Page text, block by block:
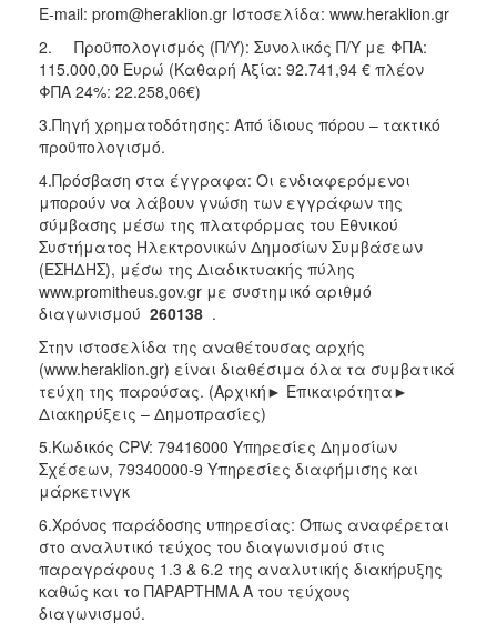
E-mail: prom@heraklion.gr Ιστοσελίδα: www.heraklion.gr
2. Προϋπολογισμός (Π/Υ): Συνολικός Π/Υ με ΦΠΑ:
115.000,00 Ευρώ (Καθαρή Αξία: 92.741,94 € πλέον
ΦΠΑ 24%: 22.258,06€)
3.Πηγή χρηματοδότησης: Από ίδιους πόρου – τακτικό
προϋπολογισμό.
4.Πρόσβαση στα έγγραφα: Οι ενδιαφερόμενοι
μπορούν να λάβουν γνώση των εγγράφων της
σύμβασης μέσω της πλατφόρμας του Εθνικού
Συστήματος Ηλεκτρονικών Δημοσίων Συμβάσεων
(ΕΣΗΔΗΣ), μέσω της Διαδικτυακής πύλης
www.promitheus.gov.gr με συστημικό αριθμό
διαγωνισμού 260138 .
Στην ιστοσελίδα της αναθέτουσας αρχής
(www.heraklion.gr) είναι διαθέσιμα όλα τα συμβατικά
τεύχη της παρούσας. (Αρχική► Επικαιρότητα►
Διακηρύξεις – Δημοπρασίες)
5.Κωδικός CPV: 79416000 Υπηρεσίες Δημοσίων
Σχέσεων, 79340000-9 Υπηρεσίες διαφήμισης και
μάρκετινγκ
6.Χρόνος παράδοσης υπηρεσίας: Όπως αναφέρεται
στο αναλυτικό τεύχος του διαγωνισμού στις
παραγράφους 1.3 & 6.2 της αναλυτικής διακήρυξης
καθώς και το ΠΑΡΑΡΤΗΜΑ Α του τεύχους
διαγωνισμού.